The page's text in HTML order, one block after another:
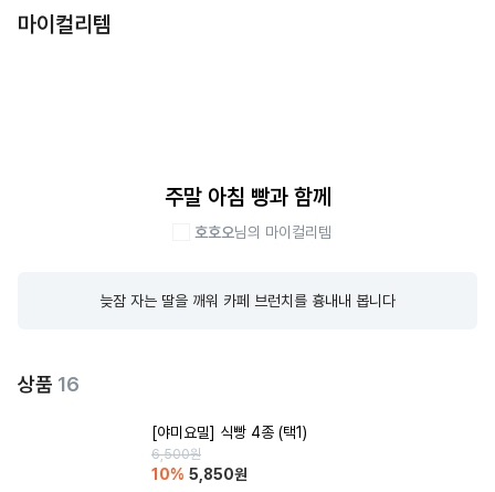
마이컬리템
주말 아침 빵과 함께
호호오님의 마이컬리템
늦잠 자는 딸을 깨워 카페 브런치를 흉내내 봅니다
상품 16
[야미요밀] 식빵 4종 (택1)
6,500원
10% 5,850원